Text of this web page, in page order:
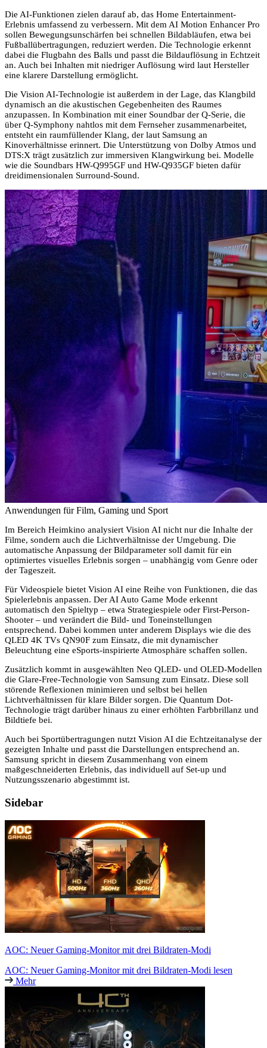
Die AI-Funktionen zielen darauf ab, das Home Entertainment-
Erlebnis umfassend zu verbessern. Mit dem AI Motion Enhancer Pro
sollen Bewegungsunschärfen bei schnellen Bildabläufen, etwa bei
Fußballübertragungen, reduziert werden. Die Technologie erkennt
dabei die Flugbahn des Balls und passt die Bildauflösung in Echtzeit
an. Auch bei Inhalten mit niedriger Auflösung wird laut Hersteller
eine klarere Darstellung ermöglicht.
Die Vision AI-Technologie ist außerdem in der Lage, das Klangbild
dynamisch an die akustischen Gegebenheiten des Raumes
anzupassen. In Kombination mit einer Soundbar der Q-Serie, die
über Q-Symphony nahtlos mit dem Fernseher zusammenarbeitet,
entsteht ein raumfüllender Klang, der laut Samsung an
Kinoverhältnisse erinnert. Die Unterstützung von Dolby Atmos und
DTS:X trägt zusätzlich zur immersiven Klangwirkung bei. Modelle
wie die Soundbars HW-Q995GF und HW-Q935GF bieten dafür
dreidimensionalen Surround-Sound.
Anwendungen für Film, Gaming und Sport
Im Bereich Heimkino analysiert Vision AI nicht nur die Inhalte der
Filme, sondern auch die Lichtverhältnisse der Umgebung. Die
automatische Anpassung der Bildparameter soll damit für ein
optimiertes visuelles Erlebnis sorgen – unabhängig vom Genre oder
der Tageszeit.
Für Videospiele bietet Vision AI eine Reihe von Funktionen, die das
Spielerlebnis anpassen. Der AI Auto Game Mode erkennt
automatisch den Spieltyp – etwa Strategiespiele oder First-Person-
Shooter – und verändert die Bild- und Toneinstellungen
entsprechend. Dabei kommen unter anderem Displays wie die des
QLED 4K TVs QN90F zum Einsatz, die mit dynamischer
Beleuchtung eine eSports-inspirierte Atmosphäre schaffen sollen.
Zusätzlich kommt in ausgewählten Neo QLED- und OLED-Modellen
die Glare-Free-Technologie von Samsung zum Einsatz. Diese soll
störende Reflexionen minimieren und selbst bei hellen
Lichtverhältnissen für klare Bilder sorgen. Die Quantum Dot-
Technologie trägt darüber hinaus zu einer erhöhten Farbbrillanz und
Bildtiefe bei.
Auch bei Sportübertragungen nutzt Vision AI die Echtzeitanalyse der
gezeigten Inhalte und passt die Darstellungen entsprechend an.
Samsung spricht in diesem Zusammenhang von einem
maßgeschneiderten Erlebnis, das individuell auf Set-up und
Nutzungsszenario abgestimmt ist.
Sidebar
AOC: Neuer Gaming-Monitor mit drei Bildraten-Modi
AOC: Neuer Gaming-Monitor mit drei Bildraten-Modi lesen
Mehr